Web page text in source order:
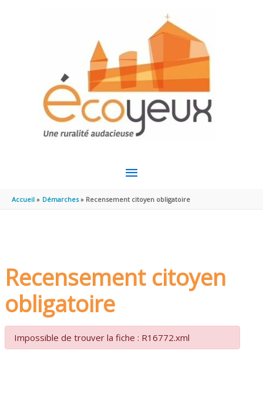
MENU
PRINCIPAL
Accueil Démarches Recensement citoyen obligatoire
Recensement citoyen
obligatoire
Impossible de trouver la fiche : R16772.xml